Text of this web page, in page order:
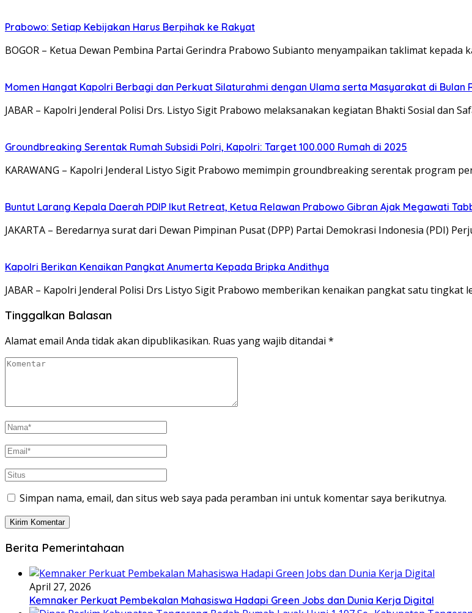
Prabowo: Setiap Kebijakan Harus Berpihak ke Rakyat
BOGOR – Ketua Dewan Pembina Partai Gerindra Prabowo Subianto menyampaikan taklimat kepada
Momen Hangat Kapolri Berbagi dan Perkuat Silaturahmi dengan Ulama serta Masyarakat di Bulan
JABAR – Kapolri Jenderal Polisi Drs. Listyo Sigit Prabowo melaksanakan kegiatan Bhakti Sosial dan
Groundbreaking Serentak Rumah Subsidi Polri, Kapolri: Target 100.000 Rumah di 2025
KARAWANG – Kapolri Jenderal Listyo Sigit Prabowo memimpin groundbreaking serentak program
Buntut Larang Kepala Daerah PDIP Ikut Retreat, Ketua Relawan Prabowo Gibran Ajak Megawati
JAKARTA – Beredarnya surat dari Dewan Pimpinan Pusat (DPP) Partai Demokrasi Indonesia (PDI)
Kapolri Berikan Kenaikan Pangkat Anumerta Kepada Bripka Andithya
JABAR – Kapolri Jenderal Polisi Drs Listyo Sigit Prabowo memberikan kenaikan pangkat satu tingkat
Tinggalkan Balasan
Alamat email Anda tidak akan dipublikasikan. Ruas yang wajib ditandai *
Simpan nama, email, dan situs web saya pada peramban ini untuk komentar saya berikutnya.
Berita Pemerintahaan
April 27, 2026
Kemnaker Perkuat Pembekalan Mahasiswa Hadapi Green Jobs dan Dunia Kerja Digital